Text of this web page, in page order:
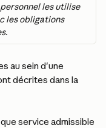
les utilise
les obligations
au sein d'une
décrites dans la
service admissible